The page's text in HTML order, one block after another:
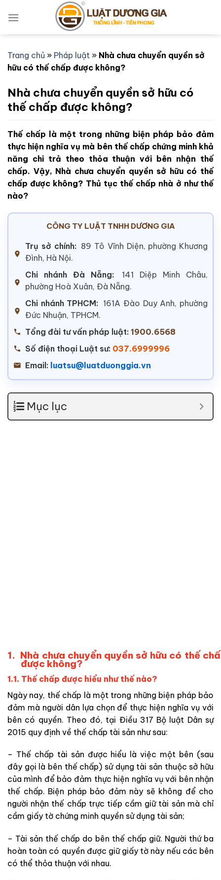
qua
Trang chủ » Pháp luật » Nhà chưa chuyển quyền sở
hữu có thế chấp được không?
Nhà chưa chuyển quyền sở hữu có
thế chấp được không?
Thế chấp là một trong những biện pháp bảo đảm
thực hiện nghĩa vụ mà bên thế chấp chứng minh khả
năng chi trả theo thỏa thuận với bên nhận thế
chấp. Vậy, Nhà chưa chuyển quyền sở hữu có thế
chấp được không? Thủ tục thế chấp nhà ở như thế
nào?
CÔNG TY LUẬT TNHH DƯƠNG GIA
Trụ sở chính: 89 Tô Vĩnh Diện, phường Khương
Đình, Hà Nội.
Chi nhánh Đà Nẵng:
141 Diệp Minh Châu,
phường Hoà Xuân, Đà Nẵng.
Chi nhánh TPHCM: 161A Đào Duy Anh, phường
Đức Nhuận, TPHCM.
Tổng đài tư vấn pháp luật: 1900.6568
Số điện thoại Luật sư: 037.6999996
Email: luatsu@luatduonggia.vn
Mục lục
1. Nhà chưa chuyển quyền sở hữu có thế
được không?
1.1. Thế chấp được hiểu như thế nào?
Ngày nay, thế chấp là một trong những biện pháp bảo
đảm mà người dân lựa chọn để thực hiện nghĩa vụ với
bên có quyền. Theo đó, tại Điều 317 Bộ luật Dân sự
2015 quy định về thế chấp tài sản như sau:
– Thế chấp tài sản được hiểu là việc một bên (sau
đây gọi là bên thế chấp) sử dụng tài sản thuộc sở hữu
của mình để bảo đảm thực hiện nghĩa vụ với bên nhận
thế chấp. Biện pháp bảo đảm này sẽ không để cho
người nhận thế chấp trực tiếp cầm giữ tài sản mà chỉ
cầm giấy tờ chứng minh quyền sử dụng tài sản;
– Tài sản thế chấp do bên thế chấp giữ. Người thứ ba
hoàn toàn có quyền được giữ giấy tờ này nếu các bên
có thể thỏa thuận với nhau.